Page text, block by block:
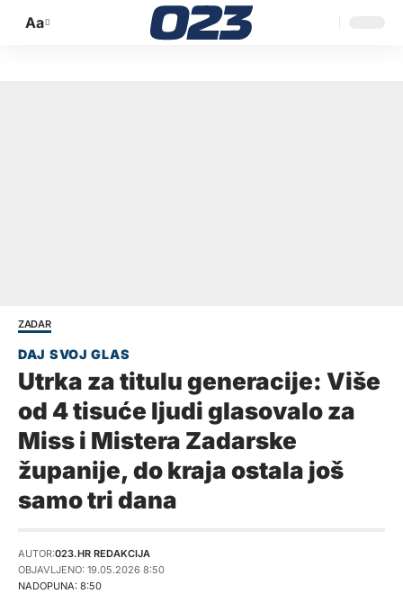
Promijeni
Aa
ZADAR
Utrka za titulu generacije: Više
od 4 tisuće ljudi glasovalo za
Miss i Mistera Zadarske
županije, do kraja ostala još
samo tri dana
NADOPUNA: 8:50
AUTOR:023.HR REDAKCIJA
OBJAVLJENO: 19.05.2026 8:50